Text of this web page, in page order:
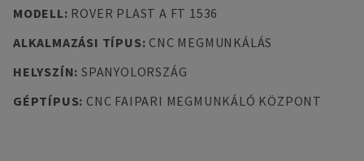
MODELL: ROVER PLAST A FT 1536
ALKALMAZÁSI TÍPUS: CNC MEGMUNKÁLÁS
HELYSZÍN: SPANYOLORSZÁG
GÉPTÍPUS: CNC FAIPARI MEGMUNKÁLÓ KÖZPONT